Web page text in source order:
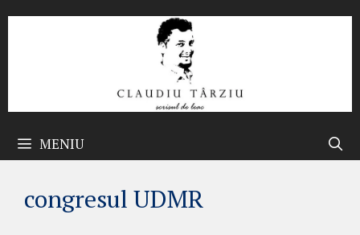
MENIU
congresul UDMR